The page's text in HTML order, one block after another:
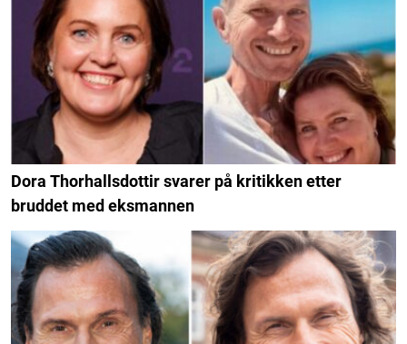
Dora Thorhallsdottir svarer på kritikken etter
bruddet med eksmannen